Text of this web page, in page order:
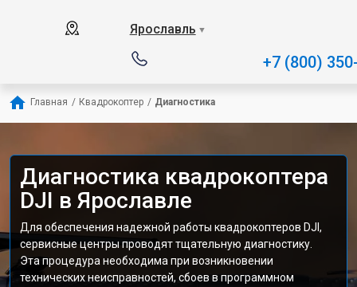
Ярославль ▼
+7 (800)
Главная / Квадрокоптер / Диагностика
Диагностика квадрокоптера
DJI в Ярославле
Для обеспечения надежной работы квадрокоптеров DJI,
сервисные центры проводят тщательную диагностику.
Эта процедура необходима при возникновении
технических неисправностей, сбоев в программном